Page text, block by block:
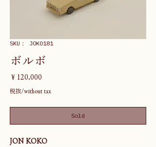
SKU： JOK0181
ボルボ
￥120,000
税抜/without tax
Sold
JON KOKO